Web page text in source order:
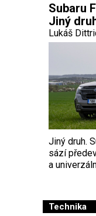
Subaru
Jiný
Lukáš
Jiný druh.
sází
a
Technika